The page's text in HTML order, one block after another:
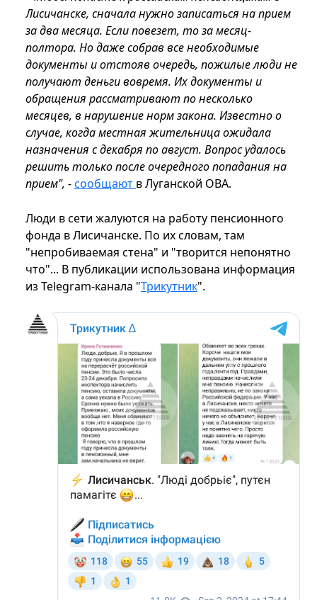
Лисичанске, сначала нужно записаться на прием
за два месяца. Если повезет, то за месяц-
полтора. Но даже собрав все необходимые
документы и отстояв очередь, пожилые люди не
получают деньги вовремя. Их документы и
обращения рассматривают по несколько
месяцев, в нарушение норм закона. Известно о
случае, когда местная жительница ожидала
назначения с декабря по август. Вопрос удалось
решить только после очередного попадания на
прием", -сообщают в Луганской ОВА.
Люди в сети жалуются на работу пенсионного
фонда в Лисичанске. По их словам, там
"непробиваемая стена" и "творится непонятно
что"... В публикации использована информация
из Telegram-канала "Трикутник".